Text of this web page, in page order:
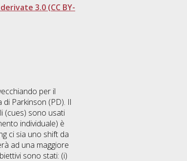
3.0 (CC BY-
per il
Parkinson (PD). Il
(cues) sono usati
individuale) è
ci sia uno shift da
ad una maggiore
sono stati: (i)